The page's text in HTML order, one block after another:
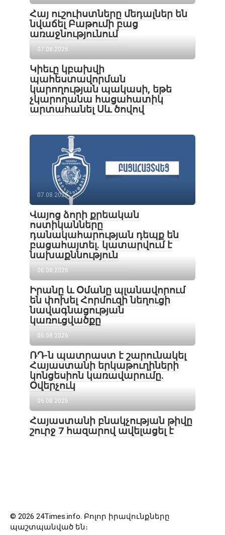
Հայ ուշուիստները մեդալներ են
նվաճել Բաթումի բաց
առաջնությունում
07.08.2026
Կիեւը կբախվի
պահեստավորման
կարողության պակասի, եթե
չկարողանա հացահատիկ
արտահանել Սև ծովով
07.08.2026
Վայոց ձորի քրեական
ոստիկանները
դանակահարության դեպք են
բացահայտել․ կատարվում է
նախաքննություն
06.08.2026
Իրանը և Օմանը պլանավորում
են փոխել Հորմուզի նեղուցի
նավագնացության
կառուցվածքը
06.08.2026
ՌԴ-ն պատրաստ է շարունակել
Հայաստանի երկաթուղիների
կոնցեսիոն կառավարումը.
Օվերչուկ
06.08.2026
Հայաստանի բնակչության թիվը
շուրջ 7 հազարով ավելացել է
© 2026 24Times.info․ Բոլոր իրավունքները
պաշտպանված են։